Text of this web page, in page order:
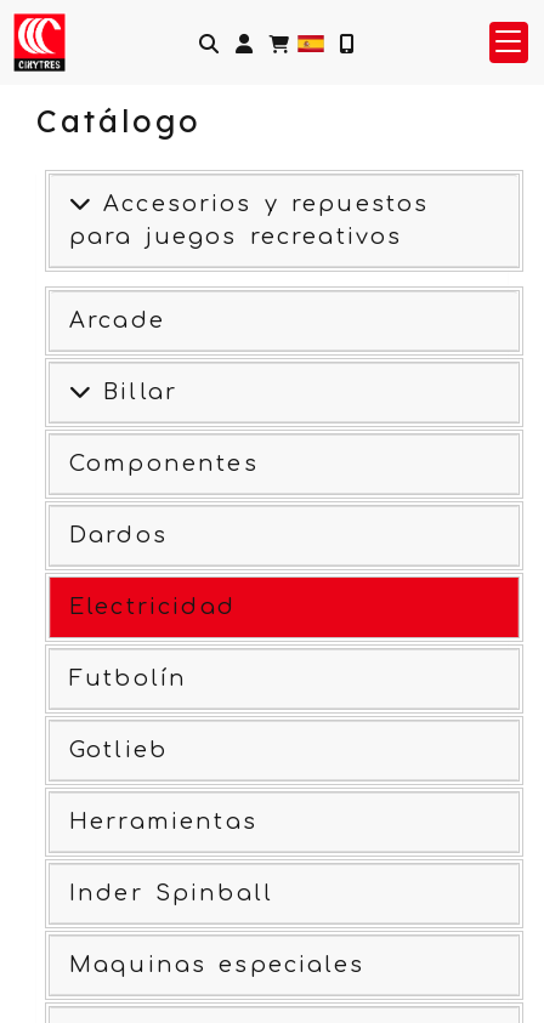
Identifícate
Catálogo
Accesorios y repuestos
para juegos recreativos
Arcade
Billar
Componentes
Dardos
Electricidad
Futbolín
Gotlieb
Herramientas
Inder Spinball
Maquinas especiales